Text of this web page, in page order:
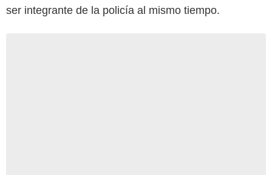
ser integrante de la policía al mismo tiempo.